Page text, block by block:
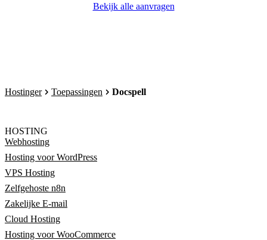
Bekijk alle aanvragen
Hostinger Toepassingen Docspell
HOSTING
Webhosting
Hosting voor WordPress
VPS Hosting
Zelfgehoste n8n
Zakelijke E-mail
Cloud Hosting
Hosting voor WooCommerce